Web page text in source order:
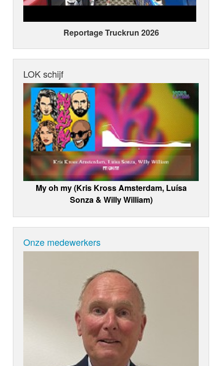
Reportage Truckrun 2026
LOK schijf
My oh my (Kris Kross Amsterdam, Luísa
Sonza & Willy William)
Onze medewerkers